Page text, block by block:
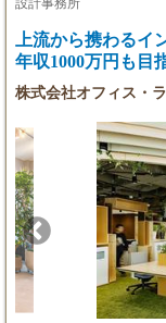
す。 【7】現場クリエイター 現場で体と頭をフル活用したものづ
くりを通じ
り空間づくりを行います。 【9
いい会社づ
おけるマネージャー
SNSを活用
【11】マル
きる方を外部パ
クロノバデ
ださい。 《クロノバデザインで働く魅力》 （1）成長できる環
境 プロジ
なディレク
でアイデア
験が浅い方
設計事務所
上流から携わるイ
年収1000万円も目
インする！
株式会社オフィス・